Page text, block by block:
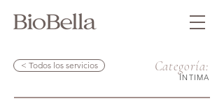
< Todos los servicios Categoría:
ÍNTIMA